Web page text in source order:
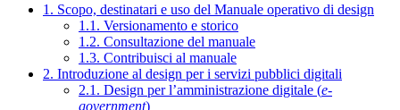
1. Scopo, destinatari e uso del Manuale operativo di design
1.1. Versionamento e storico
1.2. Consultazione del manuale
1.3. Contribuisci al manuale
2. Introduzione al design per i servizi pubblici digitali
2.1. Design per l’amministrazione digitale (e-
government)